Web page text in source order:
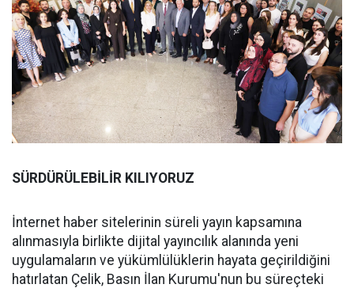
SÜRDÜRÜLEBİLİR KILIYORUZ
İnternet haber sitelerinin süreli yayın kapsamına
alınmasıyla birlikte dijital yayıncılık alanında yeni
uygulamaların ve yükümlülüklerin hayata geçirildiğini
hatırlatan Çelik, Basın İlan Kurumu'nun bu süreçteki